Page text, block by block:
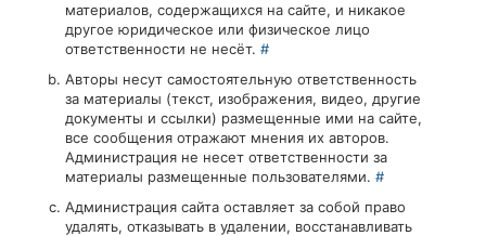
материалов, содержащихся на сайте, и никакое
другое юридическое или физическое лицо
ответственности не несёт. #
Авторы несут самостоятельную ответственность
за материалы (текст, изображения, видео, другие
документы и ссылки) размещенные ими на сайте,
все сообщения отражают мнения их авторов.
Администрация не несет ответственности за
материалы размещенные пользователями. #
Администрация сайта оставляет за собой право
удалять, отказывать в удалении, восстанавливать